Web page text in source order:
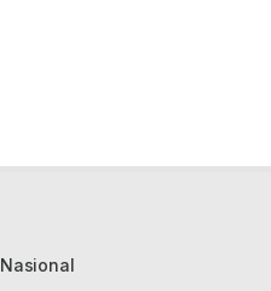
Nasional